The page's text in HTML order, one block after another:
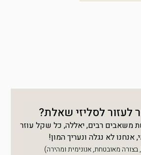
לעזור לסליזי שאלת?
משאבים רבים, יאללה, כל שקל עוזר
אנחנו לא נגלה ונעריך המון!